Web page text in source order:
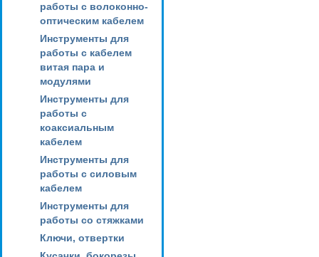
работы с волоконно-
оптическим кабелем
Инструменты для
работы с кабелем
витая пара и
модулями
Инструменты для
работы с
коаксиальным
кабелем
Инструменты для
работы с силовым
кабелем
Инструменты для
работы со стяжками
Ключи, отвертки